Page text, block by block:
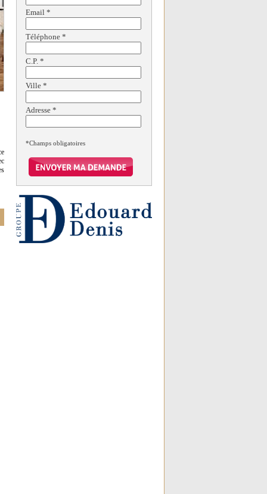
Email *
Téléphone *
C.P. *
Ville *
Adresse *
*Champs obligatoires